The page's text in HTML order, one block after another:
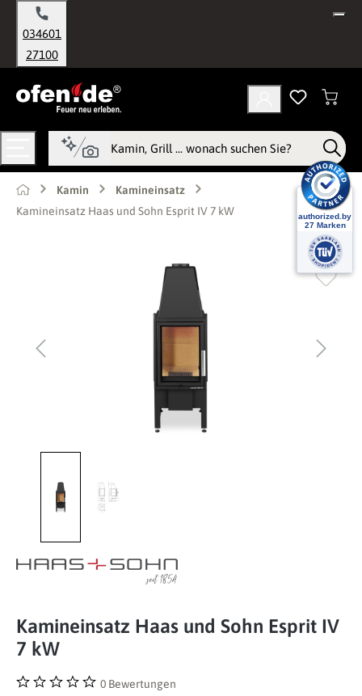
springen
034601
27100
Kamin
Kamineinsatz
Kamineinsatz Haas und Sohn Esprit IV 7 kW
Kamineinsatz Haas und Sohn Esprit IV
7 kW
0 Bewertungen